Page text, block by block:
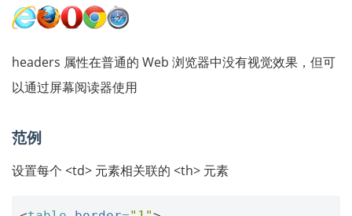
headers 属性在普通的 Web 浏览器中没有视觉效果，但可
以通过屏幕阅读器使用
范例
设置每个 <td> 元素相关联的 <th> 元素